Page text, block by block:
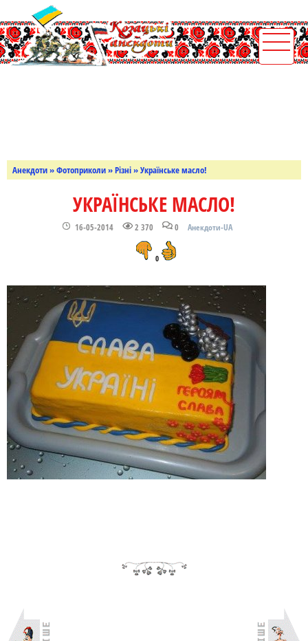
Анекдоти»Фотоприколи»Різні» Українське масло!
УКРАЇНСЬКЕ МАСЛО!
16-05-2014 2 370 0 Анекдоти-UA
0